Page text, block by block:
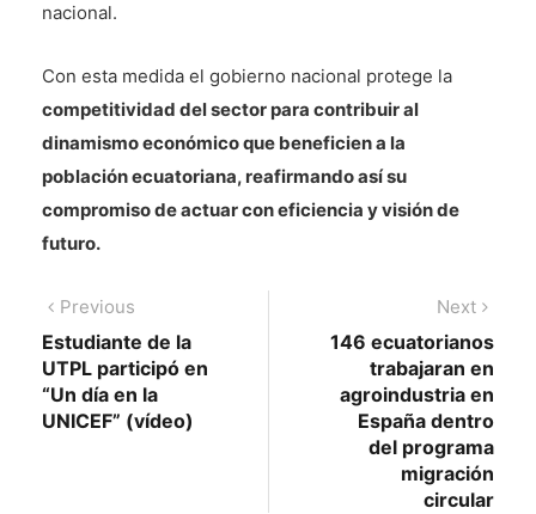
nacional.
Con esta medida el gobierno nacional protege la
competitividad del sector para contribuir al
dinamismo económico que beneficien a la
población ecuatoriana, reafirmando así su
compromiso de actuar con eficiencia y visión de
futuro.
Navegación
de
entradas
Previous
post:
Estudiante de la
UTPL participó en
“Un día en la
UNICEF” (vídeo)
Next
post:
146 ecuatorianos
trabajaran en
agroindustria en
España dentro
del programa
migración
circular